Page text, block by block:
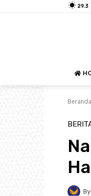
29.3
Beranda
By